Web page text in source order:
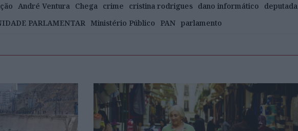
André Ventura Chega crime cristina rodrigues dano informático
deputada
PARLAMENTAR Ministério Público PAN parlamento